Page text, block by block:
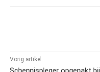
Vorig artikel